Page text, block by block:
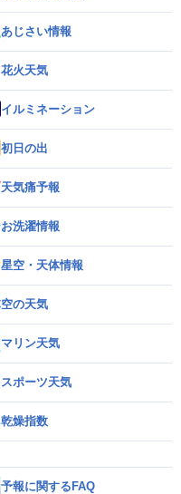
あじさい情報
花火天気
イルミネーション
初日の出
天気痛予報
お洗濯情報
星空・天体情報
空の天気
マリン天気
スポーツ天気
乾燥指数
予報に関するFAQ